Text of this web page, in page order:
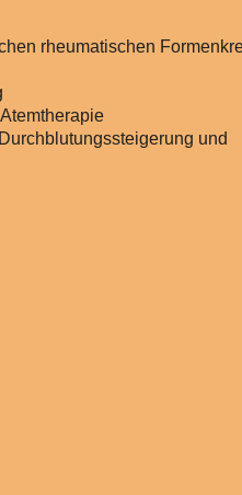
rheumatischen
und